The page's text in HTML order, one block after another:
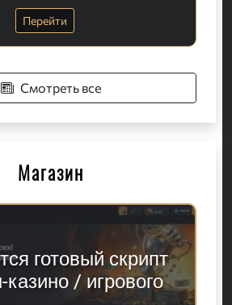
Перейти
Смотреть все
Магазин
готовый скрипт
казино / игрового